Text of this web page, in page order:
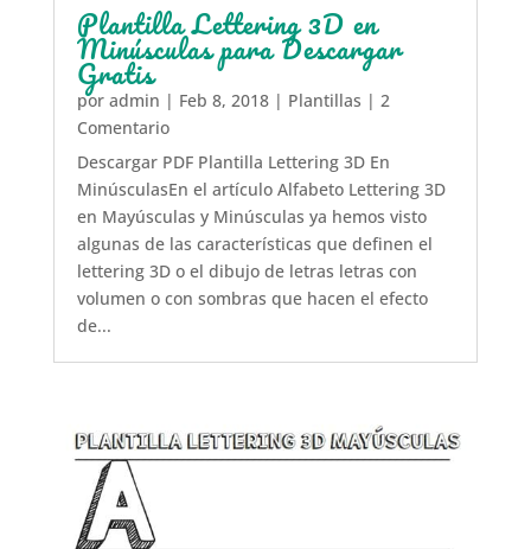
Plantilla Lettering 3D en
Minúsculas para Descargar
Gratis
por admin | Feb 8, 2018| Plantillas | 2
Comentario
Descargar PDF Plantilla Lettering 3D En
MinúsculasEn el artículo Alfabeto Lettering 3D
en Mayúsculas y Minúsculas ya hemos visto
algunas de las características que definen el
lettering 3D o el dibujo de letras letras con
volumen o con sombras que hacen el efecto
de...